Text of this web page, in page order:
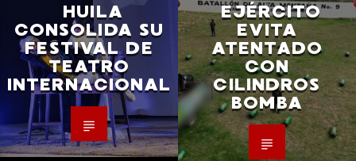
HUILA
CONSOLIDA SU
FESTIVAL DE
TEATRO
INTERNACIONAL
EJÉRCITO
EVITA
ATENTADO
CON
CILINDROS
BOMBA